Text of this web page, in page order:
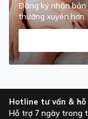
Đăng ký nhận
thường xuyên hơn.
Hotline tư vấn &
Hỗ trợ 7 ngày trong